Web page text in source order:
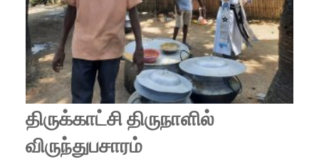
திருக்காட்சி திருநாளில்
விருந்துபசாரம்